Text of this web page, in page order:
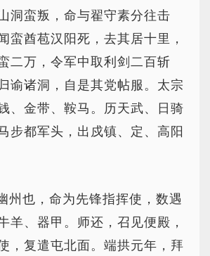
洞蛮叛，命与翟守素分往击
蛮酋苞汉阳死，去其居十里，
二万，令军中取利剑二百斩
谕诸洞，自是其党帖服。太宗
、金带、鞍马。历天武、日骑
步都军头，出戍镇、定、高阳
州也，命为先锋指挥使，数遇
羊、器甲。师还，召见便殿，
，复遣屯北面。端拱元年，拜